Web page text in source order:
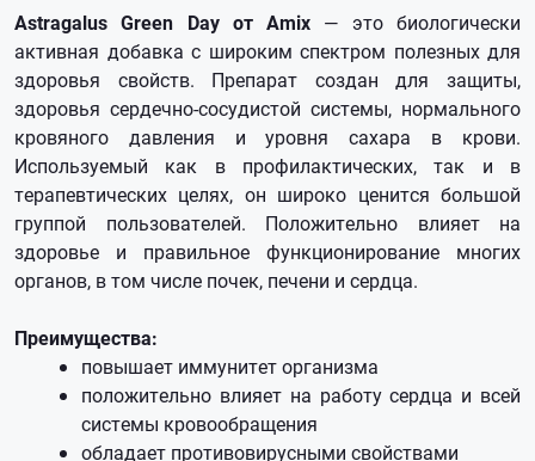
Astragalus Green Day от Amix — это биологически
активная добавка с широким спектром полезных для
здоровья свойств. Препарат создан для защиты,
здоровья сердечно-сосудистой системы, нормального
кровяного давления и уровня сахара в крови.
Используемый как в профилактических, так и в
терапевтических целях, он широко ценится большой
группой пользователей. Положительно влияет на
здоровье и правильное функционирование многих
органов, в том числе почек, печени и сердца.
Преимущества:
повышает иммунитет организма
положительно влияет на работу сердца и всей
системы кровообращения
обладает противовирусными свойствами